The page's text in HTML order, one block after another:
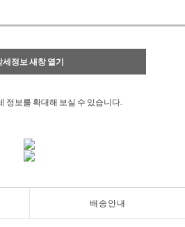
세정보 새창 열기
정보를 확대해 보실 수 있습니다.
배송안내